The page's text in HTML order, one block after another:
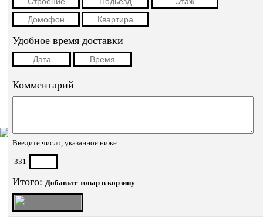
Удобное время доставки
Комментарий
Введите число, указанное ниже
331
Итого: Добавьте товар в корзину